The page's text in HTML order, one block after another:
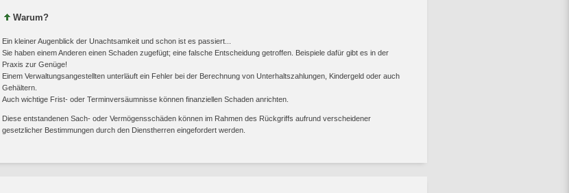
Warum?
Ein kleiner Augenblick der Unachtsamkeit und schon ist es passiert...
Sie haben einem Anderen einen Schaden zugefügt; eine falsche Entscheidung getroffen. Beispiele dafür gibt es in der
Praxis zur Genüge!
Einem Verwaltungsangestellten unterläuft ein Fehler bei der Berechnung von Unterhaltszahlungen, Kindergeld oder auch
Gehältern.
Auch wichtige Frist- oder Terminversäumnisse können finanziellen Schaden anrichten.
Diese entstandenen Sach- oder Vermögensschäden können im Rahmen des Rückgriffs aufrund verscheidener
gesetzlicher Bestimmungen durch den Dienstherren eingefordert werden.